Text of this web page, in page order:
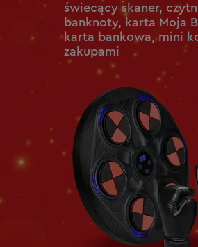
świecący skaner,
banknoty, karta Moja
karta bankowa, mini
zakupami